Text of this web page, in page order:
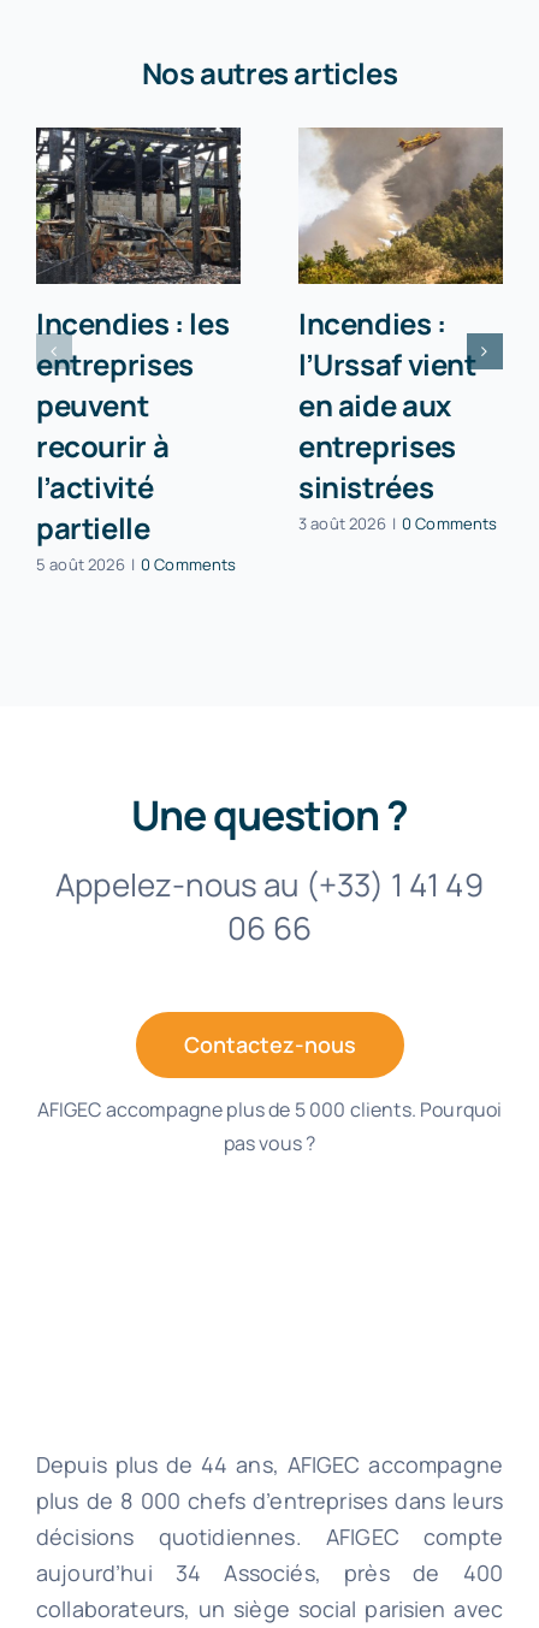
Nos autres articles
Incendies : les
entreprises
peuvent
recourir à
l’activité
partielle
5 août 2026 | 0 Comments
Incendies :
l’Urssaf vient
en aide aux
entreprises
sinistrées
3 août 2026 | 0 Comments
Une question ?
Appelez-nous au (+33) 1 41 49
06 66
Contactez-nous
AFIGEC accompagne plus de 5 000 clients. Pourquoi
pas vous ?
Depuis plus de 44 ans, AFIGEC accompagne
plus de 8 000 chefs d’entreprises dans leurs
décisions quotidiennes. AFIGEC compte
aujourd’hui 34 Associés, près de 400
collaborateurs, un siège social parisien avec